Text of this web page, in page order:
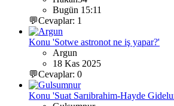
Bugün 15:11
💬Cevaplar: 1
Konu 'Sotwe astronot ne iş yapar?'
Argun
18 Kas 2025
💬Cevaplar: 0
Konu 'Suat Sarıibrahim-Hayde